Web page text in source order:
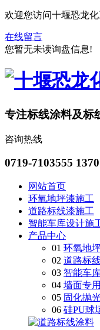
欢迎您访问十堰恐龙化
在线留言
您暂无未读询盘信息!
专注标线涂料及标
咨询热线
0719-7103555
网站首页
环氧地坪漆施工
道路标线漆施工
智能车库设计施
产品中心
01 环氧地
02 道路标
03 智能车
04 墙面专
05 固化抛
06 硅PU球